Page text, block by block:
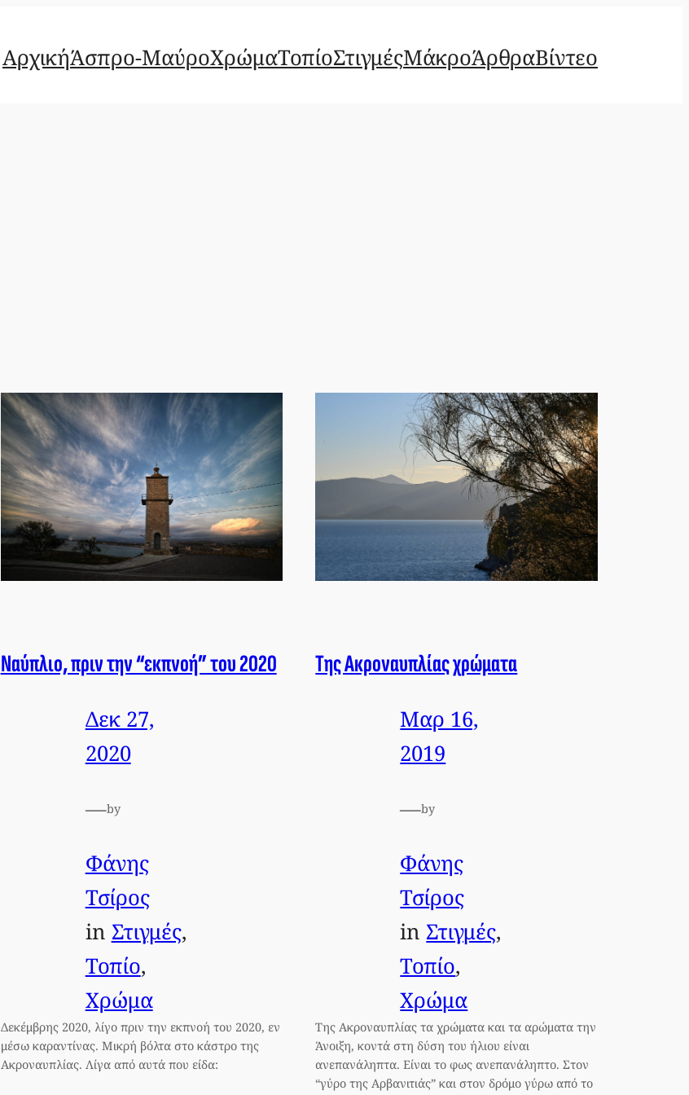
ΑρχικήΆσπρο-ΜαύροΧρώμαΤοπίοΣτιγμέςΜάκροΆρθραΒίντεο
Ναύπλιο, πριν την “εκπνοή” του 2020
Δεκ 27,
2020
—by
Φάνης
Τσίρος
in Στιγμές
Τοπίο
Χρώμα
Δεκέμβρης 2020, λίγο πριν την εκπνοή του 2020, εν
μέσω καραντίνας. Μικρή βόλτα στο κάστρο της
Ακροναυπλίας. Λίγα από αυτά που είδα:
Της Ακροναυπλίας χρώματα
Μαρ 16,
2019
—by
Φάνης
Τσίρος
in Στιγμές
Τοπίο
Χρώμα
Της Ακροναυπλίας τα χρώματα και τα αρώματα την
Άνοιξη, κοντά στη δύση του ήλιου είναι
ανεπανάληπτα. Είναι το φως ανεπανάληπτο. Στον
“γύρο της Αρβανιτιάς” και στον δρόμο γύρω από το